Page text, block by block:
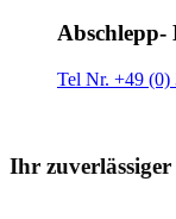
Abschlepp-
Tel Nr. +49 (0)
Ihr